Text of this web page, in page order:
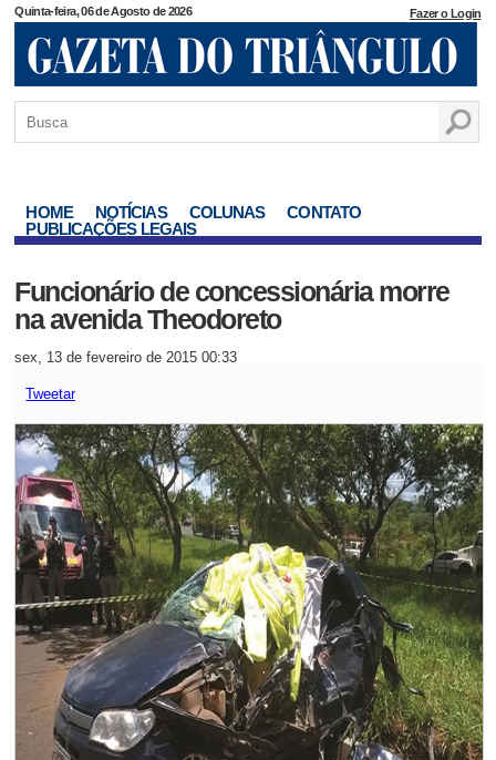
Quinta-feira, 06 de Agosto de 2026 Fazer o Login
HOME NOTÍCIAS COLUNAS
CONTATO
PUBLICAÇÕES LEGAIS
Funcionário de concessionária morre
na avenida Theodoreto
sex, 13 de fevereiro de 2015 00:33
Tweetar